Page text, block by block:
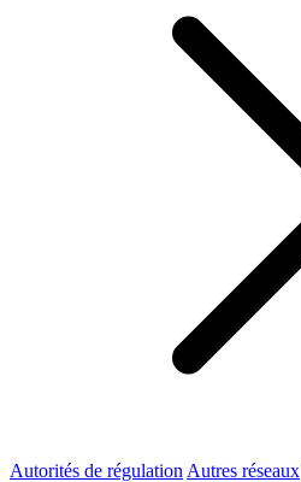
Autorités de régulation Autres réseaux